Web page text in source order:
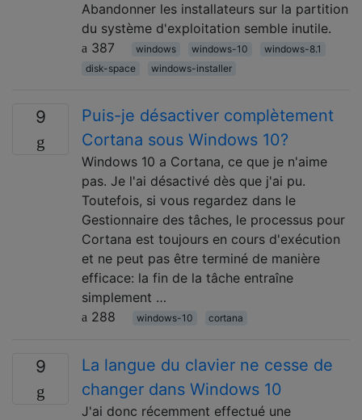
Abandonner les installateurs sur la partition
du système d'exploitation semble inutile.
387
windows windows-10
windows-8.1
disk-space
windows-installer
9
Puis-je désactiver complètement
Cortana sous Windows 10?
Windows 10 a Cortana, ce que je n'aime
pas. Je l'ai désactivé dès que j'ai pu.
Toutefois, si vous regardez dans le
Gestionnaire des tâches, le processus pour
Cortana est toujours en cours d'exécution
et ne peut pas être terminé de manière
efficace: la fin de la tâche entraîne
simplement …
288
windows-10 cortana
9
La langue du clavier ne cesse de
changer dans Windows 10
J'ai donc récemment effectué une